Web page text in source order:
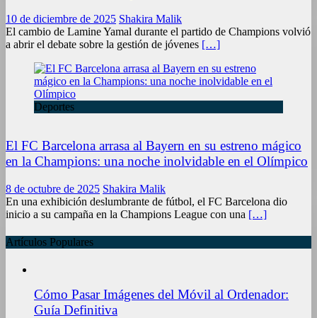
10 de diciembre de 2025 Shakira Malik
El cambio de Lamine Yamal durante el partido de Champions volvió
a abrir el debate sobre la gestión de jóvenes […]
Deportes
El FC Barcelona arrasa al Bayern en su estreno mágico
en la Champions: una noche inolvidable en el Olímpico
8 de octubre de 2025 Shakira Malik
En una exhibición deslumbrante de fútbol, el FC Barcelona dio
inicio a su campaña en la Champions League con una […]
Artículos Populares
Cómo Pasar Imágenes del Móvil al Ordenador:
Guía Definitiva